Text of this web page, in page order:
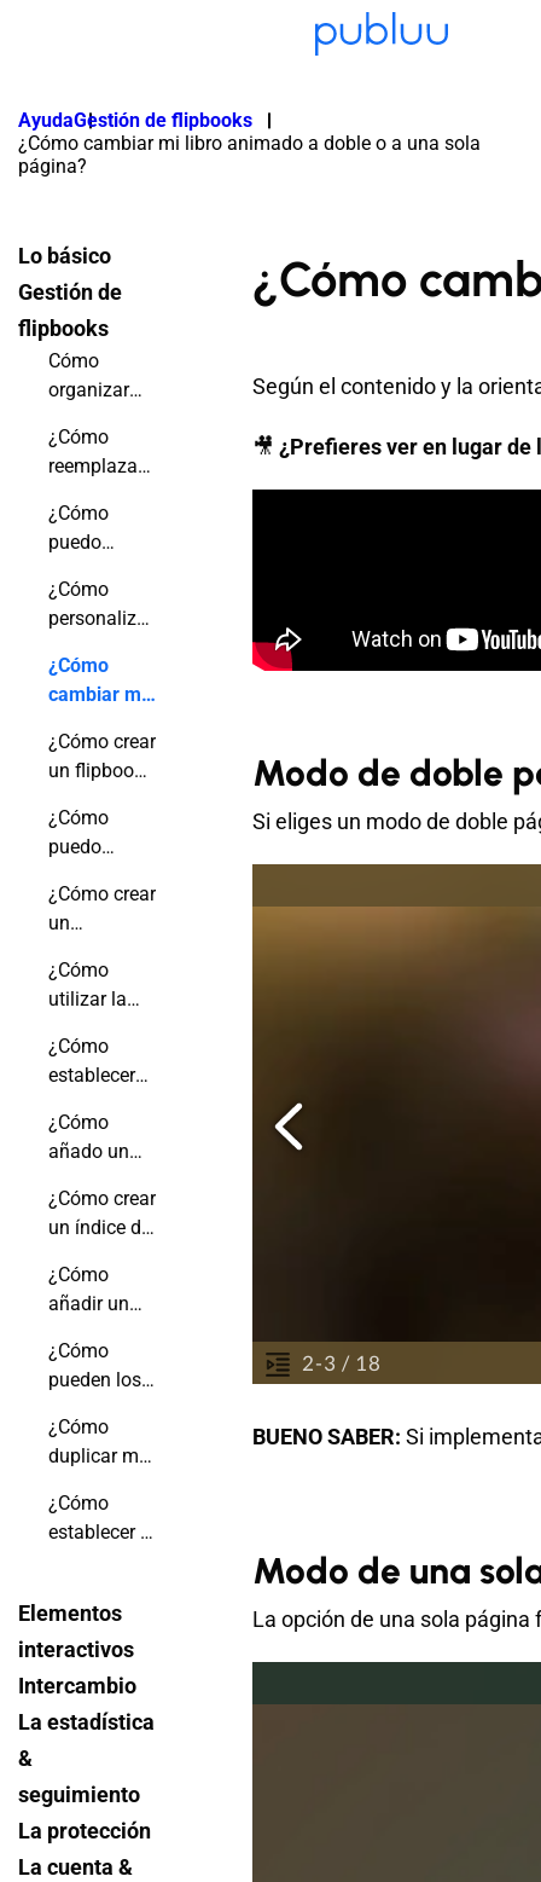
AyudaGestión de flipbooks
¿Cómo cambiar mi libro animado a doble o a una sola
página?
Lo básico
Gestión de
flipbooks
Cómo
organizar
creando
carpetas
fácilmente
¿Cómo
reemplazar
animado sin
cambiar su
enlace?
¿Cómo
puedo
índice a mi
flipbook?
¿Cómo
personalizar
Publuu?
¿Cómo
cambiar mi
animado a
doble o a
una sola
página?
¿Cómo crear
un flipbook
a izquierda?
¿Cómo
puedo
flipbooks?
¿Cómo crear
un
de
captación
de clientes
potenciales?
¿Cómo
utilizar la
búsqueda
en un libro
animado?
¿Cómo
establecer
en tu libro
animado?
¿Cómo
añado un
tapa dura a
mi libro
animado?
¿Cómo crear
un índice de
en Adobe
Acrobat?
¿Cómo
añadir un
enlaces?
¿Cómo
pueden los
descargar el
archivo PDF
original de
mi libro
¿Cómo
duplicar mi
animado?
¿Cómo
establecer la
del enlace
de mi
flipbook?
Elementos
interactivos
Intercambio
La estadística
&
seguimiento
La protección
La cuenta &
¿Cómo
Según el contenido y la
🎥 ¿Prefieres ver en lugar
Modo de doble
Si eliges un modo de doble
BUENO SABER: Si
Modo de una
La opción de una sola